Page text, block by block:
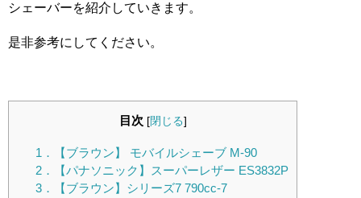
シェーバーを紹介していきます。
是非参考にしてください。
目次 [閉じる]
1．【ブラウン】 モバイルシェーブ M-90
2．【パナソニック】スーパーレザー ES3832P
3．【ブラウン】シリーズ7 790cc-7